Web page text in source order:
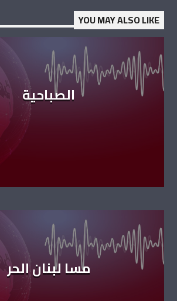
YOU MAY ALSO LIKE
الصباحية
مسا لبنان الحر